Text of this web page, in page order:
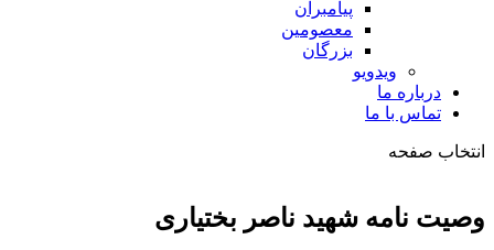
پیامبران
معصومین
بزرگان
ویدویو
درباره ما
تماس با ما
انتخاب صفحه
شمال
وصیت نامه شهید ناصر بختیاری